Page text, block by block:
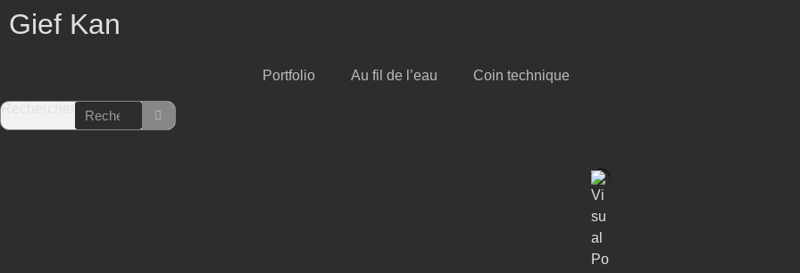
auGief Kan
Portfolio Au fil de l’eau Coin technique
Rechercher